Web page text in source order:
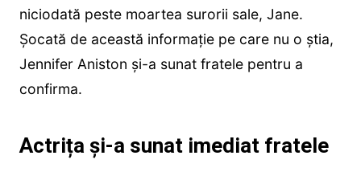
niciodată peste moartea surorii sale, Jane.
Șocată de această informație pe care nu o știa,
Jennifer Aniston și-a sunat fratele pentru a
confirma.
Actrița și-a sunat imediat fratele